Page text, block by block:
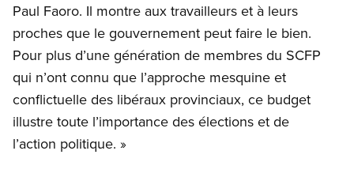
Paul Faoro. Il montre aux travailleurs et à leurs
proches que le gouvernement peut faire le bien.
Pour plus d’une génération de membres du SCFP
qui n’ont connu que l’approche mesquine et
conflictuelle des libéraux provinciaux, ce budget
illustre toute l’importance des élections et de
l’action politique. »